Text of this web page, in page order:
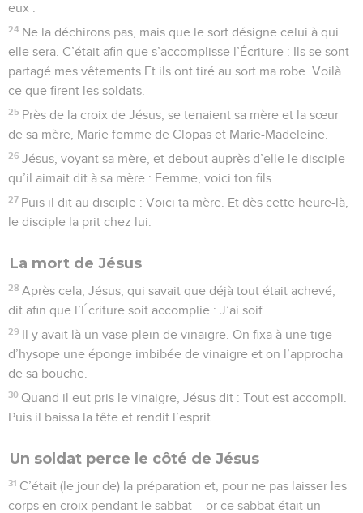
eux :
24 Ne la déchirons pas, mais que le sort désigne celui à qui
elle sera. C’était afin que s’accomplisse l’Écriture : Ils se sont
partagé mes vêtements Et ils ont tiré au sort ma robe. Voilà
ce que firent les soldats.
25 Près de la croix de Jésus, se tenaient sa mère et la sœur
de sa mère, Marie femme de Clopas et Marie-Madeleine.
26 Jésus, voyant sa mère, et debout auprès d’elle le disciple
qu’il aimait dit à sa mère : Femme, voici ton fils.
27 Puis il dit au disciple : Voici ta mère. Et dès cette heure-là,
le disciple la prit chez lui.
La mort de Jésus
28 Après cela, Jésus, qui savait que déjà tout était achevé,
dit afin que l’Écriture soit accomplie : J’ai soif.
29 Il y avait là un vase plein de vinaigre. On fixa à une tige
d’hysope une éponge imbibée de vinaigre et on l’approcha
de sa bouche.
30 Quand il eut pris le vinaigre, Jésus dit : Tout est accompli.
Puis il baissa la tête et rendit l’esprit.
Un soldat perce le côté de Jésus
31 C’était (le jour de) la préparation et, pour ne pas laisser les
corps en croix pendant le sabbat – or ce sabbat était un